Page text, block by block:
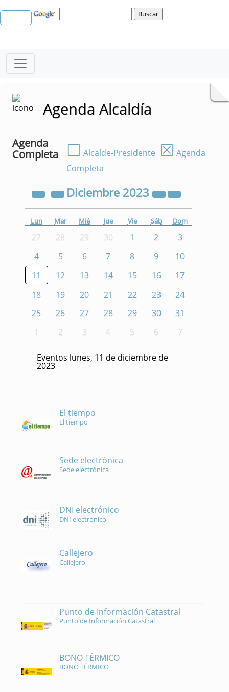
Agenda Alcaldía
Agenda
Completa
☐ Alcalde-Presidente ☒ Agenda
Completa
Diciembre 2023
Lun Mar Mié Jue Vie Sáb Dom
27 28 29 30 1 2
3
4
5 6 7 8 9
10
11
12 13 14 15 16
17
18
19 20 21 22 23
24
25
26 27 28 29 30
31
1
2 3 4 5 6 7
Eventos lunes, 11 de diciembre de
2023
El tiempo
El tiempo
Sede electrónica
Sede electrónica
DNI electrónico
DNI electrónico
Callejero
Callejero
Punto de Información Catastral
Punto de Información Catastral
BONO TÉRMICO
BONO TÉRMICO